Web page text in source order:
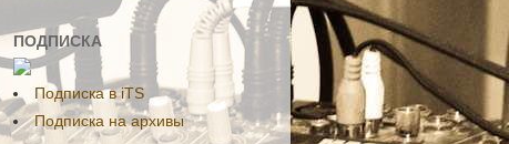
ПОДПИСКА
Подписка в iTS
Подписка на архивы